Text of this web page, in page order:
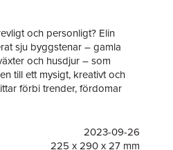
och personligt? Elin
sju byggstenar – gamla
och husdjur – som
till ett mysigt, kreativt och
förbi trender, fördomar
är så viktigt för vårt
med många
hem är det ibland svårt
2023-09-26
225 x 290 x 27 mm